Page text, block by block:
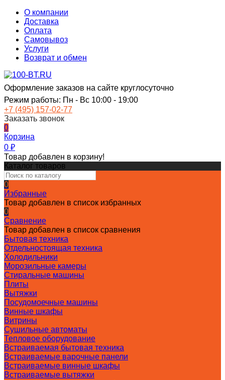
О компании
Доставка
Оплата
Самовывоз
Услуги
Возврат и обмен
Оформление заказов на сайте круглосуточно
Режим работы: Пн - Вс 10:00 - 19:00
+7 (495) 157-02-77
Заказать звонок
0
Корзина
0 ₽
Товар добавлен в корзину!
Каталог товаров
0
Избранные
Товар добавлен в список избранных
0
Сравнение
Товар добавлен в список сравнения
Бытовая техника
Отдельностоящая техника
Холодильники
Морозильные камеры
Стиральные машины
Плиты
Вытяжки
Посудомоечные машины
Винные шкафы
Витрины
Сушильные автоматы
Тепловое оборудование
Встраиваемая бытовая техника
Встраиваемые варочные панели
Встраиваемые винные шкафы
Встраиваемые вытяжки